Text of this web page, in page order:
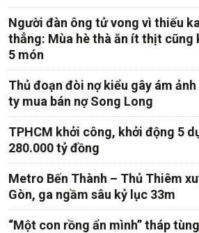
Người đàn ông tử vong vì thiếu
thẳng: Mùa hè thà ăn ít thịt cũng
5 món
Thủ đoạn đòi nợ kiểu gây ám
ty mua bán nợ Song Long
TPHCM khởi công, khởi động 5
280.000 tỷ đồng
Metro Bến Thành – Thủ Thiêm
Gòn, ga ngầm sâu kỷ lục 33m
“Một con rồng ẩn mình” tháp